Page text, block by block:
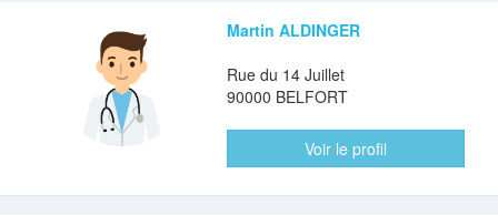
Martin ALDINGER
Rue du 14 Juillet
90000 BELFORT
Voir le profil